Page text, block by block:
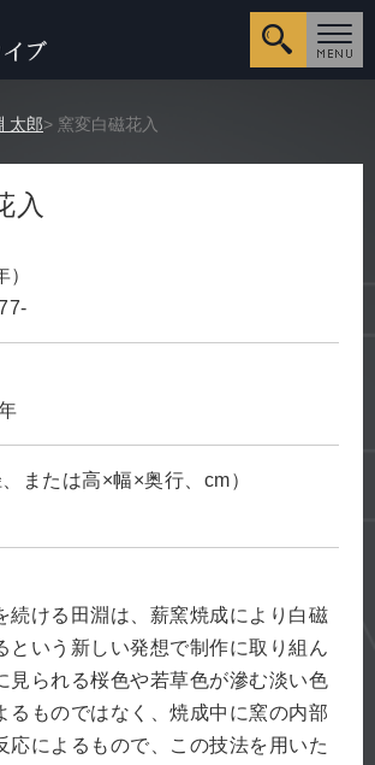
詳細検
太郎> 窯変白磁花入
入
または高×幅×奥行、cm）
続ける田淵は、薪窯焼成により白磁
という新しい発想で制作に取り組ん
見られる桜色や若草色が滲む淡い色
るものではなく、焼成中に窯の内部
応によるもので、この技法を用いた